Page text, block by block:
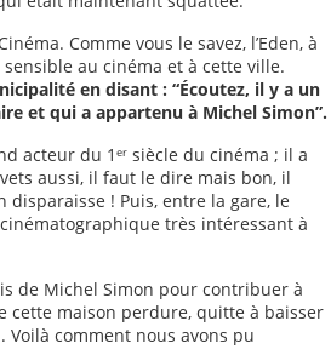
Comme vous le savez, l’Eden, à
au cinéma et à cette ville.
en disant : “Écoutez, il y a un
et qui a appartenu à Michel Simon”.
acteur du 1ᵉʳ siècle du cinéma ; il a
aussi, il faut le dire mais bon, il
! Puis, entre la gare, le
très intéressant à
de Michel Simon pour contribuer à
cette maison perdure, quitte à baisser
comment nous avons pu